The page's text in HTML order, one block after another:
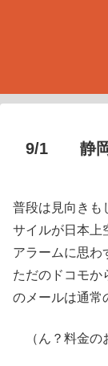
9/1 静岡
普段は見向きも
サイルが日本上
アラームに思わ
ただのドコモか
のメールは通常
（ん？料金の